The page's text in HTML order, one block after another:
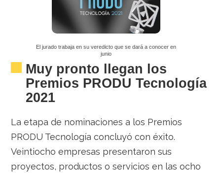
El jurado trabaja en su veredicto que se dará a conocer en
junio
Muy pronto llegan los
Premios PRODU Tecnología
2021
La etapa de nominaciones a los Premios
PRODU Tecnología concluyó con éxito.
Veintiocho empresas presentaron sus
proyectos, productos o servicios en las ocho